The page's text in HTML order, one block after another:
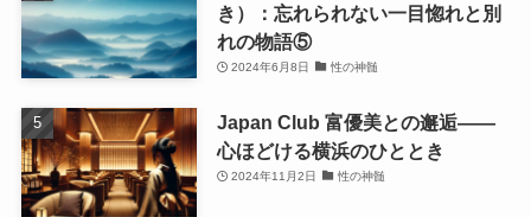
き）：忘れられない一目惚れと別
れの物語⑤
2024年6月8日 性の神髄
Japan Club 富優美との邂逅――
心ほどける横浜のひととき
2024年11月2日 性の神髄